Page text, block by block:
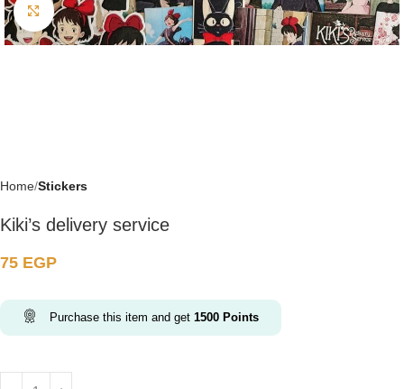
Click to enlarge
Home Stickers
Kiki’s delivery service
75 EGP
Purchase this item and get 1500 Points